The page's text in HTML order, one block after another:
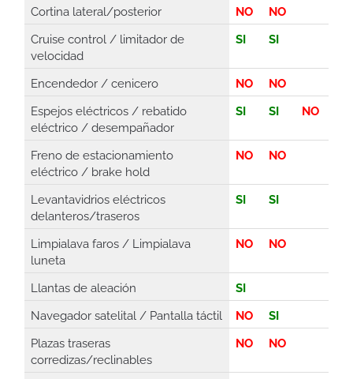
Cortina lateral/posterior
NO
NO
Cruise control / limitador de
velocidad
SI SI
Encendedor / cenicero NO
NO
Espejos eléctricos / rebatido
eléctrico / desempañador
SI SI NO
Freno de estacionamiento
eléctrico / brake hold
NO NO
Levantavidrios eléctricos
delanteros/traseros
SI SI
Limpialava faros / Limpialava
luneta
NO NO
Llantas de aleación
SI
Navegador satelital / Pantalla táctil
NO
SI
Plazas traseras
corredizas/reclinables
NO NO